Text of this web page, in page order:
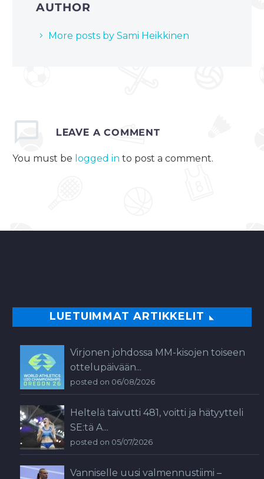
AUTHOR
More posts by Sami Heikkinen
LEAVE A COMMENT
You must be logged in to post a comment.
LUETUIMMAT ARTIKKELIT
Virjonen johdossa MM-kisojen toiseen
ottelupäivään...
posted on 06/08/2026
Heltelä taivutti 481, voitti ja hätyytteli
SE:tä A...
posted on 05/07/2026
Vanniselle uusi valmennustiimi –